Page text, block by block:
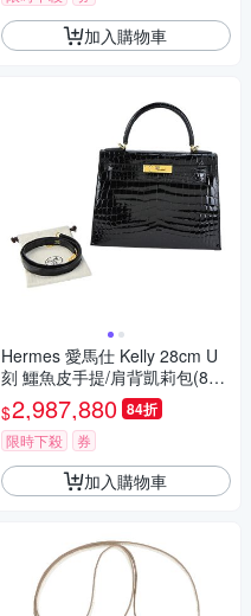
加入購物車
Hermes 愛馬仕 Kelly 28cm U
刻 鱷魚皮手提/肩背凱莉包(89
黑/金釦)
$2,987,880 84折
限時下殺 券
加入購物車